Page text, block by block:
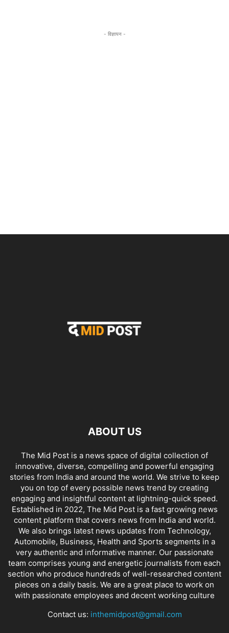
- विज्ञापन -
ABOUT US
The Mid Post is a news space of digital collection of
innovative, diverse, compelling and powerful engaging
stories from India and around the world. We strive to keep
you on top of every possible news trend by creating
engaging and insightful content at lightning-quick speed.
Established in 2022, The Mid Post is a fast growing news
content platform that covers news from India and world.
We also brings latest news updates from Technology,
Automobile, Business, Health and Sports segments in a
very authentic and informative manner. Our passionate
team comprises young and energetic journalists from each
section who produce hundreds of well-researched content
pieces on a daily basis. We are a great place to work on
with passionate employees and decent working culture
Contact us: inthemidpost@gmail.com